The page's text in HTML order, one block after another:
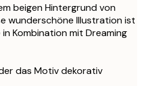
beigen Hintergrund von
wunderschöne Illustration ist
Kombination mit Dreaming
das Motiv dekorativ